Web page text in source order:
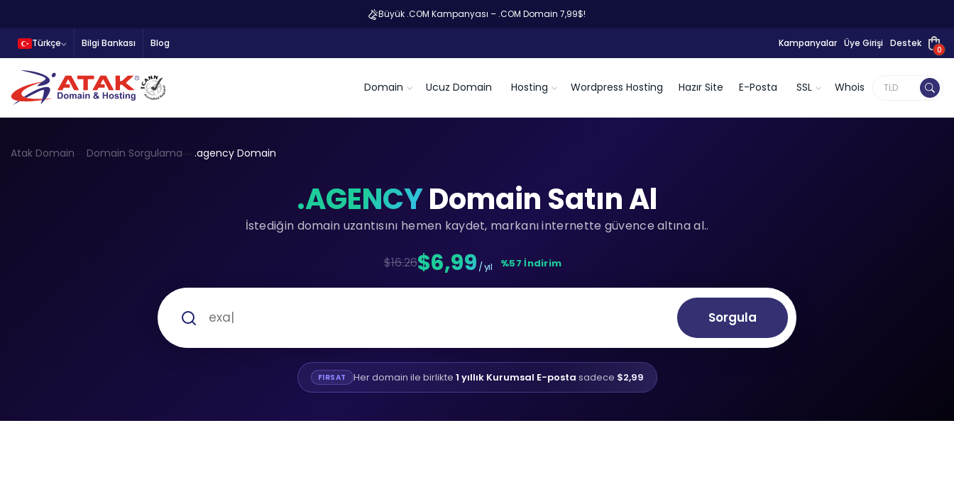
Büyük .COM Kampanyası – .COM Domain 7,99$!
Türkçe Bilgi Bankası Blog Kampanyalar Üye Girişi Destek
0
Domain Ucuz Domain Hosting Wordpress Hosting Hazır Site E-Posta SSL Whois
Atak Domain Domain Sorgulama .agency Domain
.AGENCYDomain Satın Al
İstediğin domain uzantısını hemen kaydet, markanı internette güvence altına al..
$16.26$6,99 / yıl %57 İndirim
Sorgula
FIRSAT Her domain ile birlikte 1 yıllık Kurumsal E-posta sadece $2,99